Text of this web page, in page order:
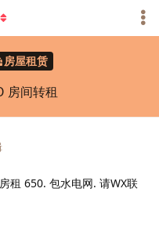
房屋租赁
房间转租
租 650. 包水电网. 请WX联